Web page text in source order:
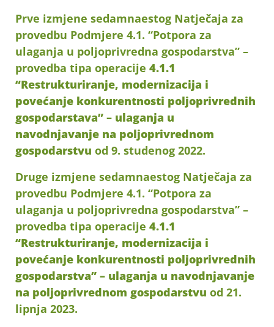
Prve izmjene sedamnaestog Natječaja za
provedbu Podmjere 4.1. “Potpora za
ulaganja u poljoprivredna gospodarstva” –
provedba tipa operacije 4.1.1
“Restrukturiranje, modernizacija i
povećanje konkurentnosti poljoprivrednih
gospodarstava” – ulaganja u
navodnjavanje na poljoprivrednom
gospodarstvu od 9. studenog 2022.
Druge izmjene sedamnaestog Natječaja za
provedbu Podmjere 4.1. “Potpora za
ulaganja u poljoprivredna gospodarstva” –
provedba tipa operacije 4.1.1
“Restrukturiranje, modernizacija i
povećanje konkurentnosti poljoprivrednih
gospodarstva” – ulaganja u navodnjavanje
na poljoprivrednom gospodarstvu od 21.
lipnja 2023.